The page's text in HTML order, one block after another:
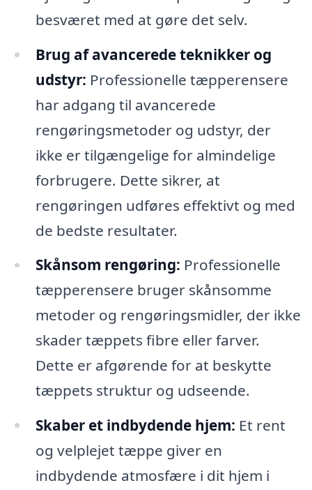
besværet med at gøre det selv.
Brug af avancerede teknikker og
udstyr: Professionelle tæpperensere
har adgang til avancerede
rengøringsmetoder og udstyr, der
ikke er tilgængelige for almindelige
forbrugere. Dette sikrer, at
rengøringen udføres effektivt og med
de bedste resultater.
Skånsom rengøring: Professionelle
tæpperensere bruger skånsomme
metoder og rengøringsmidler, der ikke
skader tæppets fibre eller farver.
Dette er afgørende for at beskytte
tæppets struktur og udseende.
Skaber et indbydende hjem: Et rent
og velplejet tæppe giver en
indbydende atmosfære i dit hjem i